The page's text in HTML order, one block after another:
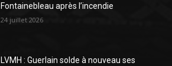
Fontainebleau après l’incendie
24 juillet 2026
LVMH : Guerlain solde à nouveau ses